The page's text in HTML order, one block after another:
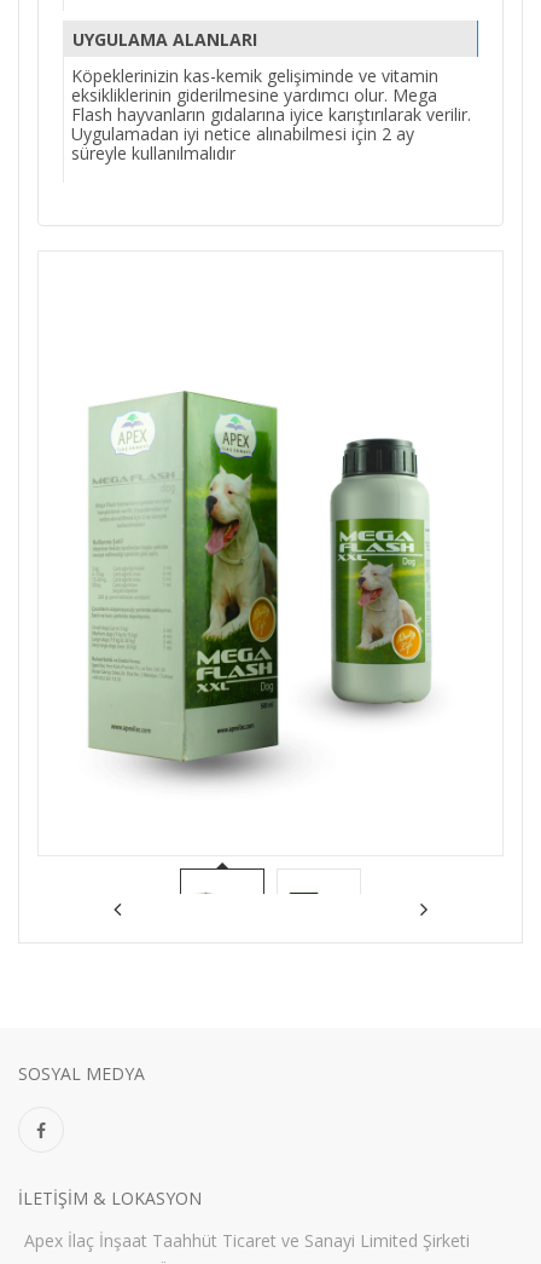
UYGULAMA ALANLARI
Köpeklerinizin kas-kemik gelişiminde ve vitamin
eksikliklerinin giderilmesine yardımcı olur. Mega
Flash hayvanların gıdalarına iyice karıştırılarak verilir.
Uygulamadan iyi netice alınabilmesi için 2 ay
süreyle kullanılmalıdır
SOSYAL MEDYA
ILETIŞIM & LOKASYON
Apex İlaç İnşaat Taahhüt Ticaret ve Sanayi Limited Şirketi